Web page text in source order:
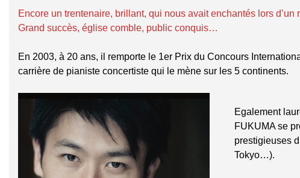
Encore un trentenaire, brillant, qui nous avait enchantés lors
Grand succès, église comble, public conquis…
En 2003, à 20 ans, il remporte le 1er Prix du Concours
carrière de pianiste concertiste qui le mène sur les 5 continents.
Egalement
FUKUMA se
prestigieuses
Tokyo…).